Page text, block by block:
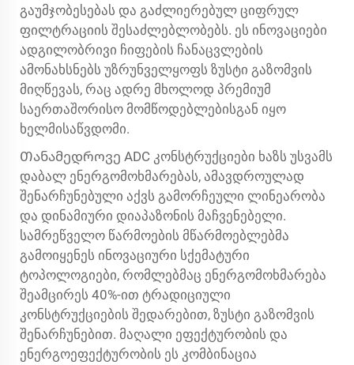
გაუმჯობესებას და გაძლიერებულ ციფრულ
ფილტრაციის შესაძლებლობებს. ეს ინოვაციები
ადგილობრივი ჩიფების ჩანაცვლების
ამონახსნებს უზრუნველყოფს ზუსტი გაზომვის
მიღწევას, რაც ადრე მხოლოდ პრემიუმ
საერთაშორისო მომწოდებლებისგან იყო
ხელმისაწვდომი.
Თანამედროვე ADC კონსტრუქციები ხაზს უსვამს
დაბალ ენერგომოხმარებას, ამავდროულად
შენარჩუნებული აქვს გამორჩეული ლინეარობა
და დინამიური დიაპაზონის მაჩვენებელი.
სამრეწველო წარმოების მწარმოებლებმა
გამოიყენეს ინოვაციური სქემატური
ტოპოლოგიები, რომლებმაც ენერგომოხმარება
შეამცირეს 40%-ით ტრადიციული
კონსტრუქციების შედარებით, ზუსტი გაზომვის
შენარჩუნებით. მაღალი ეფექტურობის და
ენერგოეფექტურობის ეს კომბინაცია